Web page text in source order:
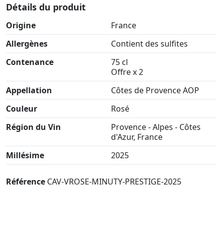
Détails du produit
Origine
France
Allergènes
Contient des sulfites
Contenance
75 cl
Offre x 2
Appellation
Côtes de Provence AOP
Couleur
Rosé
Région du Vin
Provence - Alpes - Côtes
d'Azur, France
Millésime
2025
Référence CAV-VROSE-MINUTY-PRESTIGE-2025